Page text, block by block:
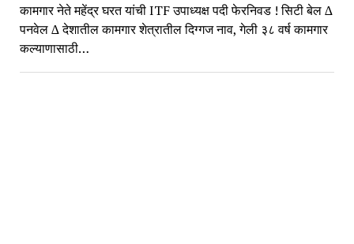
कामगार नेते महेंद्र घरत यांची ITF उपाध्यक्ष पदी फेरनिवड ! सिटी बेल ∆
पनवेल ∆ देशातील कामगार शेत्रातील दिग्गज नाव, गेली ३८ वर्ष कामगार
कल्याणासाठी…